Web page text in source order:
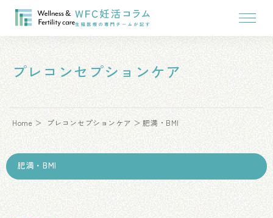
プレコンセプションケア
Home プレコンセプションケア 肥満・BMI